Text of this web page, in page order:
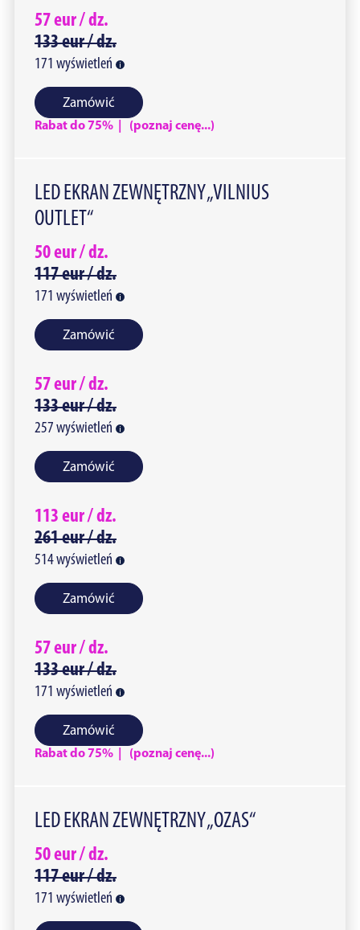
57eur /dz.
133eur /dz.
171 wyświetleń
Zamówić
Rabat do 75% | (poznaj cenę...)
LED EKRAN ZEWNĘTRZNY „VILNIUS
OUTLET“
50eur /dz.
117eur /dz.
171 wyświetleń
Zamówić
57eur /dz.
133eur /dz.
257 wyświetleń
Zamówić
113 eur /dz.
261eur /dz.
514wyświetleń
Zamówić
57eur /dz.
133eur /dz.
171 wyświetleń
Zamówić
Rabat do 75% | (poznaj cenę...)
LED EKRAN ZEWNĘTRZNY „OZAS“
50eur /dz.
117eur /dz.
171 wyświetleń